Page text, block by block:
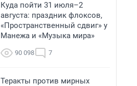
Куда пойти 31 июля–2
августа: праздник флоксов,
«Пространственный сдвиг» у
Манежа и «Музыка мира»
90 098 7
Теракты против мирных